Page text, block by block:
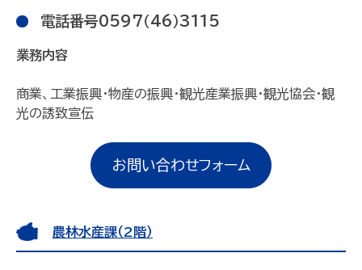
電話番号0597（46）3115
業務内容
商業、工業振興・物産の振興・観光産業振興・観光協会・観
光の誘致宣伝
お問い合わせフォーム
農林水産課（2階）